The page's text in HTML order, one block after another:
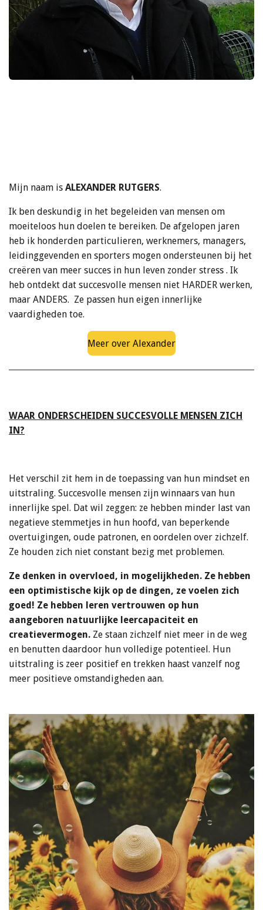
Mijn naam is ALEXANDER RUTGERS.
Ik ben deskundig in het begeleiden van mensen om
moeiteloos hun doelen te bereiken. De afgelopen jaren
heb ik honderden particulieren, werknemers, managers,
leidinggevenden en sporters mogen ondersteunen bij het
creëren van meer succes in hun leven zonder stress . Ik
heb ontdekt dat succesvolle mensen niet HARDER werken,
maar ANDERS. Ze passen hun eigen innerlijke
vaardigheden toe.
Meer over Alexander
WAAR ONDERSCHEIDEN SUCCESVOLLE MENSEN ZICH
IN?
Het verschil zit hem in de toepassing van hun mindset en
uitstraling. Succesvolle mensen zijn winnaars van hun
innerlijke spel. Dat wil zeggen: ze hebben minder last van
negatieve stemmetjes in hun hoofd, van beperkende
overtuigingen, oude patronen, en oordelen over zichzelf.
Ze houden zich niet constant bezig met problemen.
Ze denken in overvloed, in mogelijkheden. Ze hebben
een optimistische kijk op de dingen, ze voelen zich
goed! Ze hebben leren vertrouwen op hun
aangeboren natuurlijke leercapaciteit en
creatievermogen. Ze staan zichzelf niet meer in de weg
en benutten daardoor hun volledige potentieel. Hun
uitstraling is zeer positief en trekken haast vanzelf nog
meer positieve omstandigheden aan.